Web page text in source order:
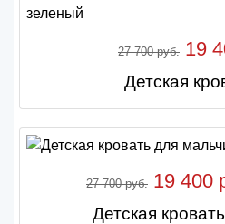
27 700 руб. 19
Детская
27 700 руб. 19 400
Детская